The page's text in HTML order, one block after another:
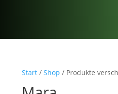
Start/ Shop / Produkte